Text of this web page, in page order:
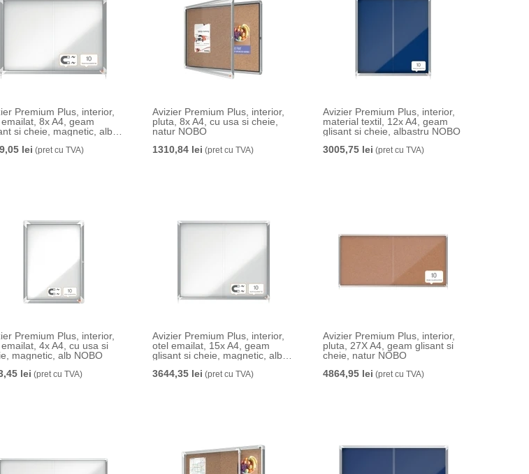
Premium Plus, interior,
8x A4, geam
si cheie, magnetic, alb
lei (pret cu TVA)
Avizier Premium Plus, interior,
pluta, 8x A4, cu usa si cheie,
natur NOBO
1310,84 lei (pret cu TVA)
Avizier Premium Plus, interior,
material textil, 12x A4, geam
glisant si cheie, albastru NOBO
3005,75 lei (pret cu TVA)
Premium Plus, interior,
4x A4, cu usa si
magnetic, alb NOBO
lei (pret cu TVA)
Avizier Premium Plus, interior,
otel emailat, 15x A4, geam
glisant si cheie, magnetic, alb
3644,35 lei (pret cu TVA)
Avizier Premium Plus, interior,
pluta, 27X A4, geam glisant si
cheie, natur NOBO
4864,95 lei (pret cu TVA)